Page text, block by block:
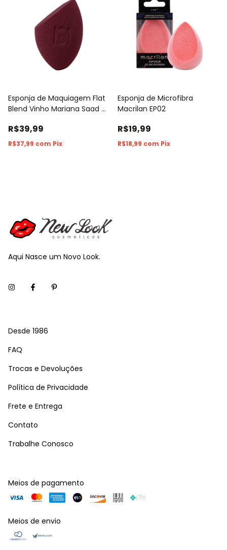
Esponja de Maquiagem Flat
Blend Vinho Mariana Saad By
R$39,99
R$37,99 com Pix
Esponja de Microfibra
Macrilan EP02
R$19,99
R$18,99 com Pix
Aqui Nasce um Novo Look.
Desde 1986
FAQ
Trocas e Devoluções
Política de Privacidade
Frete e Entrega
Contato
Trabalhe Conosco
Meios de pagamento
Meios de envio